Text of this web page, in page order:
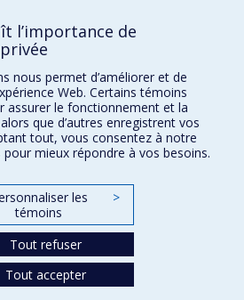
SCIENCES
l’importance de
nous permet d’améliorer et de
Web. Certains témoins
assurer le fonctionnement et la
que d’autres enregistrent vos
tout, vous consentez à notre
mieux répondre à vos besoins.
les
témoins
>
Tout refuser
Tout accepter